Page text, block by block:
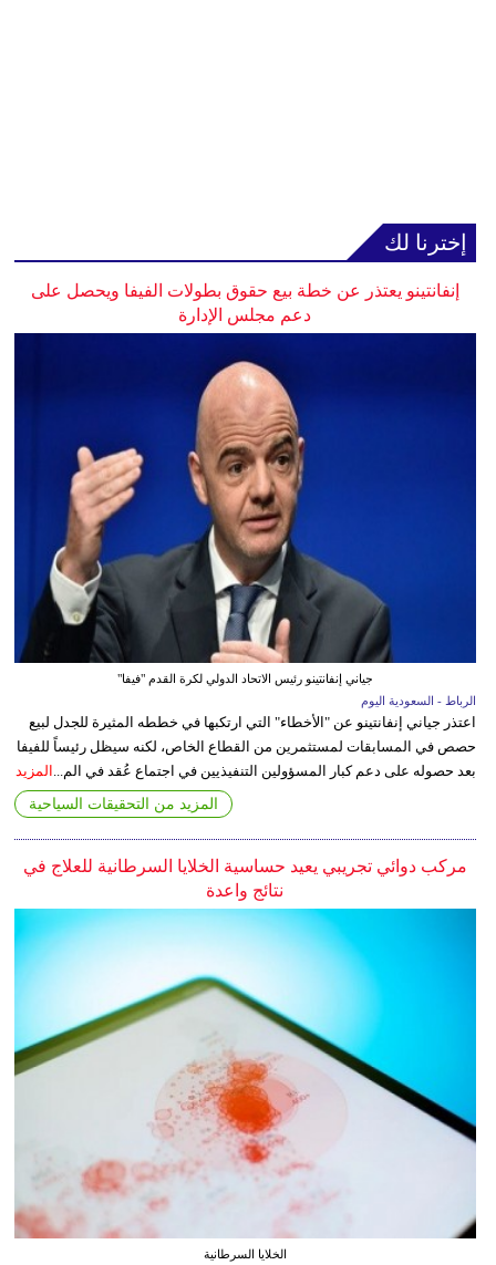
إخترنا لك
إنفانتينو يعتذر عن خطة بيع حقوق بطولات الفيفا ويحصل على
دعم مجلس الإدارة
جياني إنفانتينو رئيس الاتحاد الدولي لكرة القدم "فيفا"
الرباط - السعودية اليوم
اعتذر جياني إنفانتينو عن "الأخطاء" التي ارتكبها في خططه المثيرة للجدل لبيع
حصص في المسابقات لمستثمرين من القطاع الخاص، لكنه سيظل رئيساً للفيفا
بعد حصوله على دعم كبار المسؤولين التنفيذيين في اجتماع عُقد في الم... المزيد
المزيد من التحقيقات السياحية
مركب دوائي تجريبي يعيد حساسية الخلايا السرطانية للعلاج في
نتائج واعدة
الخلايا السرطانية